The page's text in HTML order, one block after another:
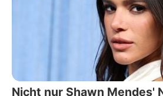
Nicht nur Shawn Mendes'